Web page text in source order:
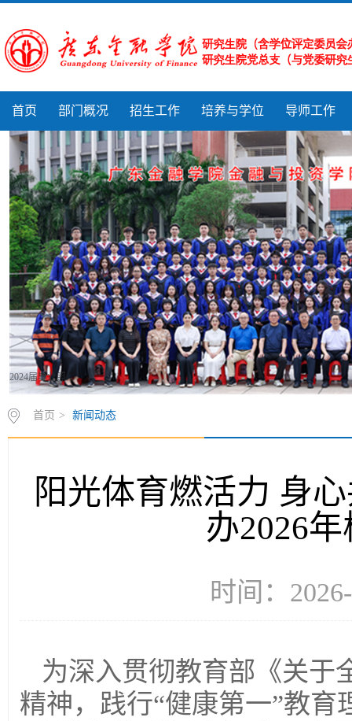
首页 部门概况 招生工作 培养与学位 导师工作
2024届毕业照
首页 > 新闻动态
阳光体育燃活力 身
办2026
时间：
为深入贯彻教育部《关于
精神，践行“健康第一”教育